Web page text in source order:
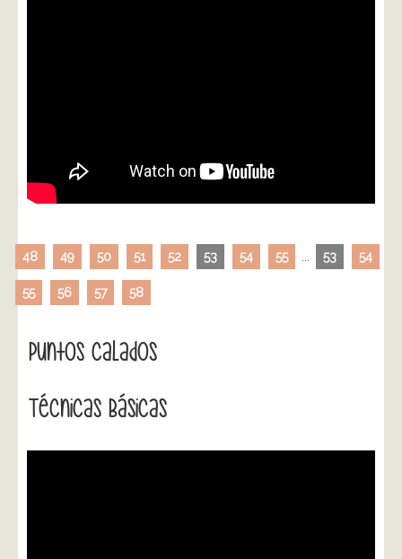
48 49 50 51 52 53 54 55 53 54
55 56 57 58
Puntos Calados
Técnicas Básicas